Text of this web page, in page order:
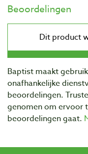
Beoordelingen
Baptist maakt
onafhankelijke
beoordelingen.
genomen om ervoor
beoordelingen gaat.